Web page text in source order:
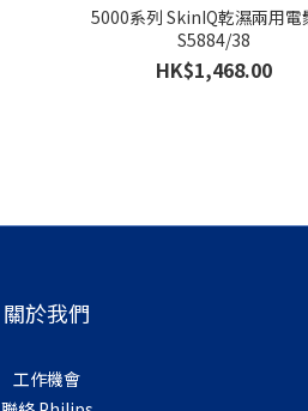
5000系列 SkinIQ乾濕兩用電鬚刨
S5884/38
HK$1,468.00
關於我們
工作機會